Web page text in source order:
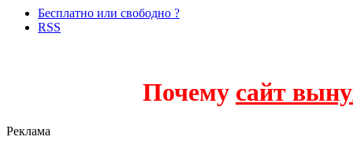
Бесплатно или свободно ?
RSS
Почему сайт
Реклама